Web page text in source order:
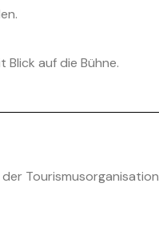
auf die Bühne.